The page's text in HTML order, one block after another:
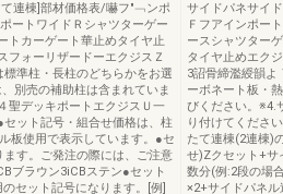
連棟]部材価格表/嚇フ″﹁ンポ
ートワイドＲシャツターゲー
トカーゲート華止めタイヤ止
フォーリザードーエクジスＺ
準柱・長柱のどちらかをお選
別売の補助柱は含まれていま
聖デッキポートエクジスＵ一
ット記号・組合せ価格は、柱
板使用で表示しています。●セ
す。ご発注の際には、ご注意
ブラウン3iCBステン●セット
セット記号になります。[例]
サイドパネサイ
Ｆフアインポー
ースシャツター
タイヤ止めエク
3詔骨締濫綬韻よ
ーボネート板・
びください。※4.
り付けてくださ
たて連棟(2連棟)
せ)Zクセット+サ
数分(例:2段の場
×2+サイドパネ